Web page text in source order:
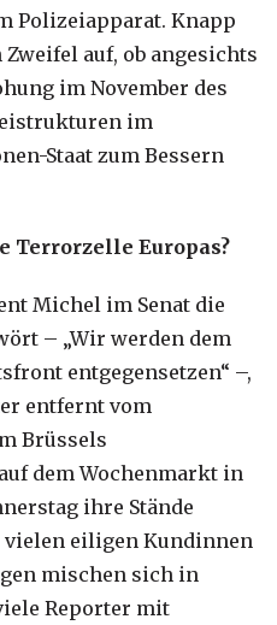
Polizeiapparat. Knapp
auf, ob angesichts
im November des
im
Staat zum Bessern
Terrorzelle Europas?
Michel im Senat die
– „Wir werden dem
entgegensetzen“ –,
entfernt vom
Brüssels
dem Wochenmarkt in
ihre Stände
vielen eiligen Kundinnen
mischen sich in
Reporter mit